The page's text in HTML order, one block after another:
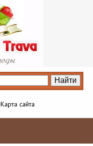
Карта сайта